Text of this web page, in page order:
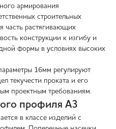
армирования
строительных
часть растягивающих
конструкции к изгибу и
формы в условиях высоких
16мм регулируют
текучести проката и его
проектным требованиям.
профиля А3
в классе изделий с